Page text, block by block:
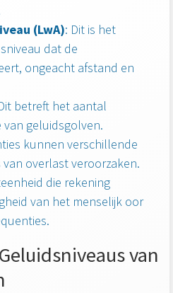
(LwA): Dit is het
dat de
ongeacht afstand en
betreft het aantal
geluidsgolven.
kunnen verschillende
overlast veroorzaken.
die rekening
van het menselijk oor
van